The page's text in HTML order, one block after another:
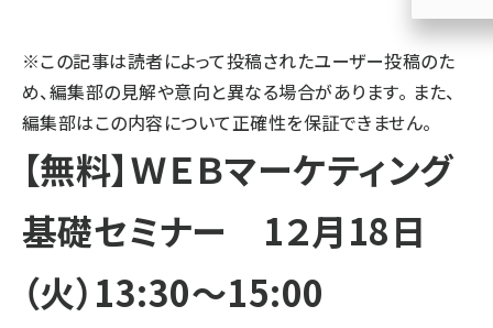
llmo (1161)
※この記事は読者によって投稿されたユーザー投稿のた
め、編集部の見解や意向と異なる場合があります。 また、
編集部はこの内容について正確性を保証できません。
【無料】ＷＥＢマーケティング
基礎セミナー 1２月18日
（火）13:30～15:00